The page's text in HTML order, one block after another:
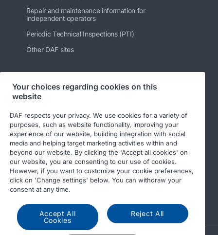
Repair and maintenance information for
independent operators
Periodic Technical Inspections (PTI)
Other DAF sites
Follow us
© 2026 DAF
General conditions
DAF and cookies
Your choices regarding cookies on this
website
DAF respects your privacy. We use cookies for a variety of
purposes, such as website functionality, improving your
experience of our website, building integration with social
media and helping target marketing activities within and
beyond our website. By clicking the 'Accept all cookies' on
our website, you are consenting to our use of cookies.
However, if you want to customize your cookie preferences,
click on 'Change settings' below. You can withdraw your
consent at any time.
Accept All
Cookies
Reject All